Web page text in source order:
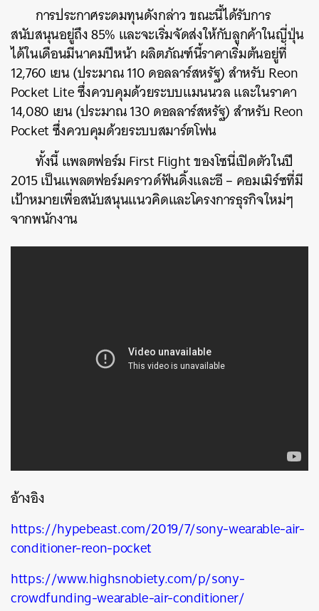
การประกาศระดมทุนดังกล่าว ขณะนี้ได้รับการ
สนับสนุนอยู่ถึง 85% และจะเริ่มจัดส่งให้กับลูกค้าในญี่ปุ่น
ได้ในเดือนมีนาคมปีหน้า ผลิตภัณฑ์นี้ราคาเริ่มต้นอยู่ที่
12,760 เยน (ประมาณ 110 ดอลลาร์สหรัฐ) สำหรับ Reon
Pocket Lite ซึ่งควบคุมด้วยระบบแมนนวล และในราคา
14,080 เยน (ประมาณ 130 ดอลลาร์สหรัฐ) สำหรับ Reon
Pocket ซึ่งควบคุมด้วยระบบสมาร์ตโฟน
ทั้งนี้ แพลตฟอร์ม First Flight ของโซนี่เปิดตัวในปี
2015 เป็นแพลตฟอร์มคราวด์ฟันดิ้งและอี – คอมเมิร์ซที่มี
เป้าหมายเพื่อสนับสนุนแนวคิดและโครงการธุรกิจใหม่ๆ
จากพนักงาน
อ้างอิง
https://hypebeast.com/2019/7/sony-wearable-air-
conditioner-reon-pocket
https://www.highsnobiety.com/p/sony-
crowdfunding-wearable-air-conditioner/